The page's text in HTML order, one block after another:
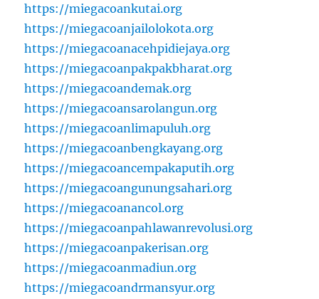
https://miegacoankutai.org
https://miegacoanjailolokota.org
https://miegacoanacehpidiejaya.org
https://miegacoanpakpakbharat.org
https://miegacoandemak.org
https://miegacoansarolangun.org
https://miegacoanlimapuluh.org
https://miegacoanbengkayang.org
https://miegacoancempakaputih.org
https://miegacoangunungsahari.org
https://miegacoanancol.org
https://miegacoanpahlawanrevolusi.org
https://miegacoanpakerisan.org
https://miegacoanmadiun.org
https://miegacoandrmansyur.org